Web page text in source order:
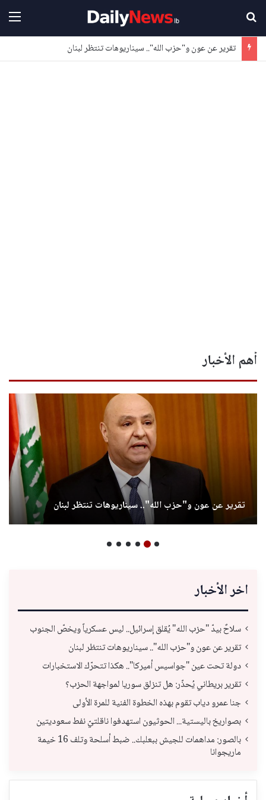
تقرير عن عون و"حزب الله".. سيناريوهات تنتظر لبنان
أهم الأخبار
تقرير عن عون و"حزب الله".. سيناريوهات تنتظر لبنان
اخر الأخبار
سلاحٌ بيدّ "حزب الله" يُقلق إسرائيل.. ليس عسكرياً ويخصّ الجنوب
تقرير عن عون و"حزب الله".. سيناريوهات تنتظر لبنان
دولة تحت عين "جواسيس أميركا".. هكذا تتحرّك الاستخبارات
تقرير بريطاني يُحذّر: هل تنزلق سوريا لمواجهة الحزب؟
جنا عمرو دياب تقوم بهذه الخطوة الفنية للمرة الأولى
بصواريخ باليستية... الحوثيون استهدفوا ناقلتيّ نفط سعوديتين
بالصور: مداهمات للجيش ببعلبك.. ضبط أسلحة وتلف 16 خيمة
ماريجوانا